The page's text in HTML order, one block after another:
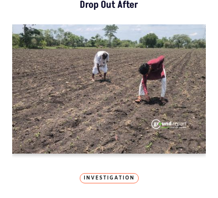
Drop Out After
INVESTIGATION